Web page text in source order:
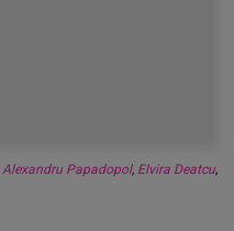
Alexandru Papadopol, Elvira Deatcu,